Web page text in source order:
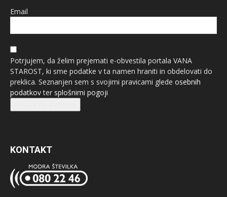
Email
Potrjujem, da želim prejemati e-obvestila portala VANA
STAROST, ki sme podatke v ta namen hraniti in obdelovati do
preklica. Seznanjen sem s svojimi pravicami glede osebnih
podatkovter splošnimi pogoji
KONTAKT